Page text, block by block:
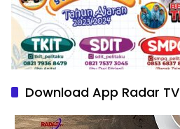
Download App Radar TV